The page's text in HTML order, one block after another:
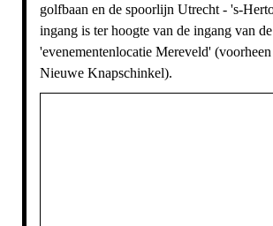
golfbaan en de spoorlijn Utrecht - 's-
ingang is ter hoogte van de ingang van
'evenementenlocatie Mereveld'
Nieuwe Knapschinkel).